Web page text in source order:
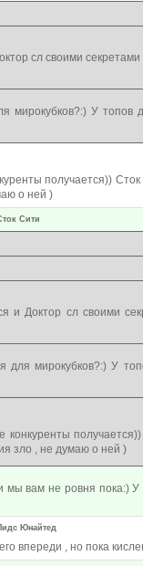
сл своими
мирокубков?:) У топов
получается)) Сток
о ней )
Сити
и Доктор сл своими
для мирокубков?:) У
получается))
зло , не думаю о ней )
вам не ровня пока:)
Юнайтед
впереди , но пока